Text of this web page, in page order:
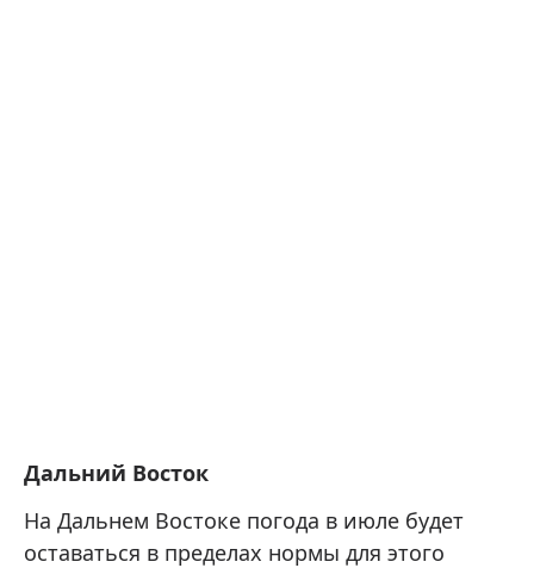
Дальний Восток
На Дальнем Востоке погода в июле будет
оставаться в пределах нормы для этого